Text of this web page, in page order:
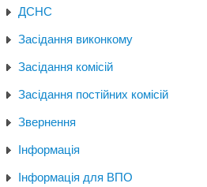
ДСНС
Засідання виконкому
Засідання комісій
Засідання постійних комісій
Звернення
Інформація
Інформація для ВПО